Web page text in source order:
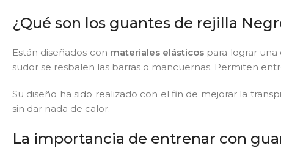
¿Qué son los guantes de rejilla
Están diseñados con materiales elásticos para lograr
sudor se resbalen las barras o mancuernas. Permiten
Su diseño ha sido realizado con el fin de mejorar la
sin dar nada de calor.
La importancia de entrenar con